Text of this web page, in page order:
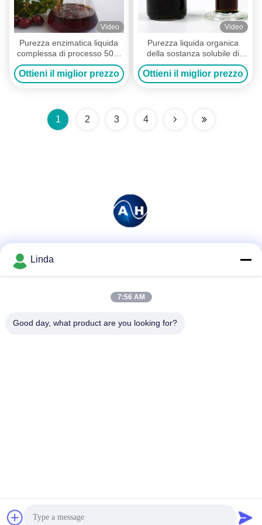
Video
Purezza enzimatica liquida
complessa di processo 50%
di idrolisi dell'aminoacido del
raccolto
Ottieni il miglior prezzo
Video
Purezza liquida organica
della sostanza solubile di
fonte 100% della farina di
soia dei prodotti di concime
NPK
Ottieni il miglior prezzo
1 2 3 4
Fornitore. 2019-2026 Chengdu Chelation Biology Technology
Co., Ltd. Tutti. Tutti i diritti riservati.
Linda
7:56 AM
Good day, what product are you looking for?